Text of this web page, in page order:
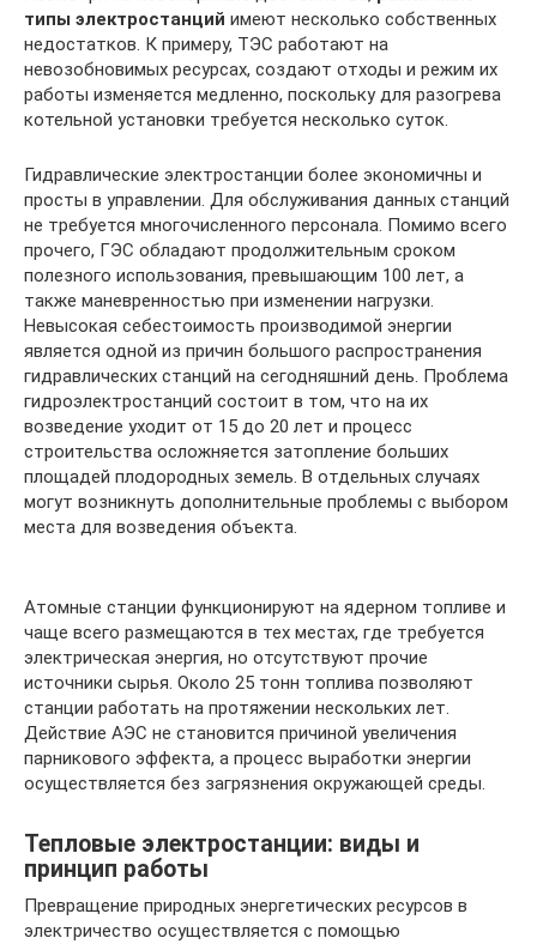
типы электростанций имеют несколько собственных
недостатков. К примеру, ТЭС работают на
невозобновимых ресурсах, создают отходы и режим их
работы изменяется медленно, поскольку для разогрева
котельной установки требуется несколько суток.
Гидравлические электростанции более экономичны и
просты в управлении. Для обслуживания данных станций
не требуется многочисленного персонала. Помимо всего
прочего, ГЭС обладают продолжительным сроком
полезного использования, превышающим 100 лет, а
также маневренностью при изменении нагрузки.
Невысокая себестоимость производимой энергии
является одной из причин большого распространения
гидравлических станций на сегодняшний день. Проблема
гидроэлектростанций состоит в том, что на их
возведение уходит от 15 до 20 лет и процесс
строительства осложняется затопление больших
площадей плодородных земель. В отдельных случаях
могут возникнуть дополнительные проблемы с выбором
места для возведения объекта.
Атомные станции функционируют на ядерном топливе и
чаще всего размещаются в тех местах, где требуется
электрическая энергия, но отсутствуют прочие
источники сырья. Около 25 тонн топлива позволяют
станции работать на протяжении нескольких лет.
Действие АЭС не становится причиной увеличения
парникового эффекта, а процесс выработки энергии
осуществляется без загрязнения окружающей среды.
Тепловые электростанции: виды и
принцип работы
Превращение природных энергетических ресурсов в
электричество осуществляется с помощью